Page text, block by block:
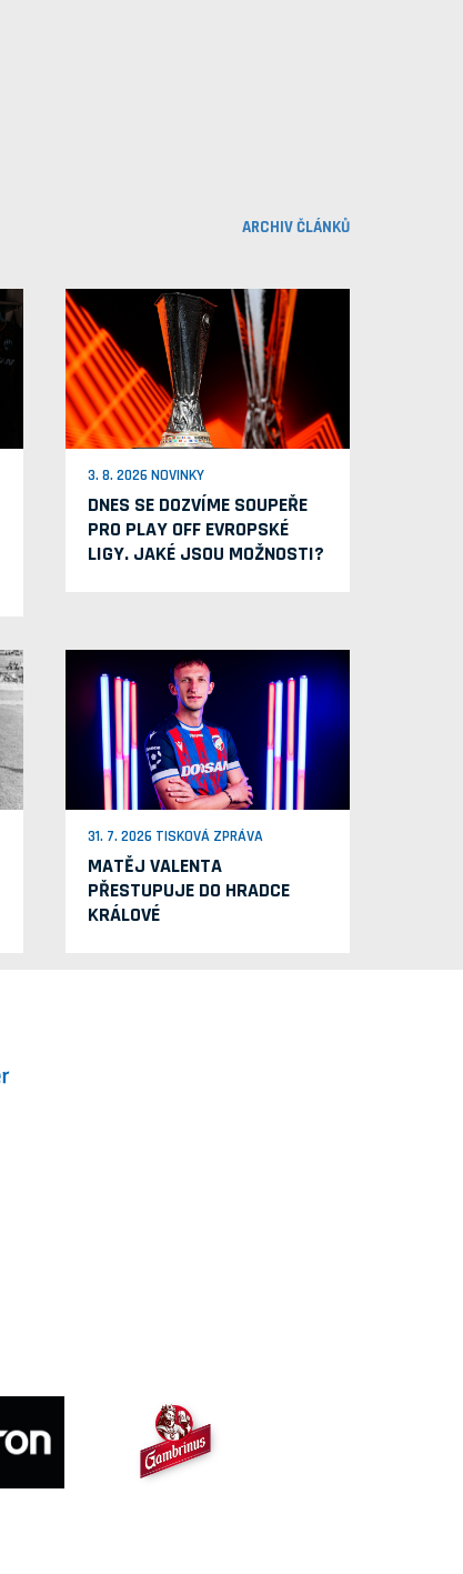
ARCHIV ČLÁNKŮ
3. 8. 2026 NOVINKY
DNES SE DOZVÍME SOUPEŘE
PRO PLAY OFF EVROPSKÉ
LIGY. JAKÉ JSOU MOŽNOSTI?
31. 7. 2026 TISKOVÁ ZPRÁVA
MATĚJ VALENTA
PŘESTUPUJE DO HRADCE
KRÁLOVÉ